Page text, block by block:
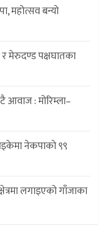
महोत्सव बन्यो
र मेरुदण्ड पक्षघातका
: मोरिम्ला–
नेकपाकाे ९९
लगाइएको गाँजाका